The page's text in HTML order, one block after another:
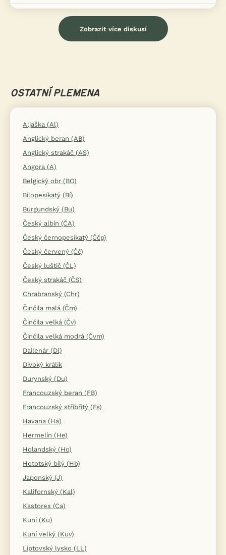
Zobrazit více diskusí
OSTATNÍ PLEMENA
Aljaška (Al)
Anglický beran (AB)
Anglický strakáč (AS)
Angora (A)
Belgický obr (BO)
Bílopesíkatý (Bí)
Burgundský (Bu)
Český albín (ČA)
Český černopesíkatý (Ččp)
Český červený (Čč)
Český luštič (ČL)
Český strakáč (ČS)
Chrabranský (Chr)
Činčila malá (Čm)
Činčila velká (Čv)
Činčila velká modrá (Čvm)
Dailenár (Dl)
Divoký králík
Durynský (Du)
Francouzský beran (FB)
Francouzský stříbřitý (Fs)
Havana (Ha)
Hermelín (He)
Holandský (Ho)
Hototský bílý (Hb)
Japonský (J)
Kalifornský (Kal)
Kastorex (Ca)
Kuní (Ku)
Kuní velký (Kuv)
Liptovský lysko (LL)